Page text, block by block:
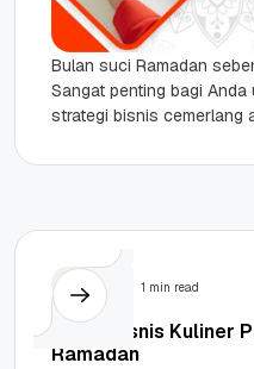
Bulan suci Ramadan
Sangat penting bagi Anda
strategi bisnis cemerlang
cita-cita bisnis...
Bisnis 1 min read
15 Ide Bisnis Kuliner
Ramadan